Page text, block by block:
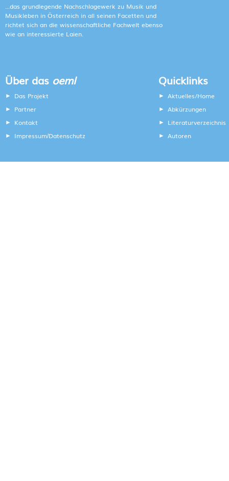
...das grundlegende Nachschlagewerk zu Musik und
Musikleben in Österreich in all seinen Facetten und
richtet sich an die wissenschaftliche Fachwelt ebenso
wie an interessierte Laien.
Über das oeml
Das Projekt
Partner
Kontakt
Impressum/Datenschutz
Quicklinks
Aktuelles/Home
Abkürzungen
Literaturverzeichnis
Autoren